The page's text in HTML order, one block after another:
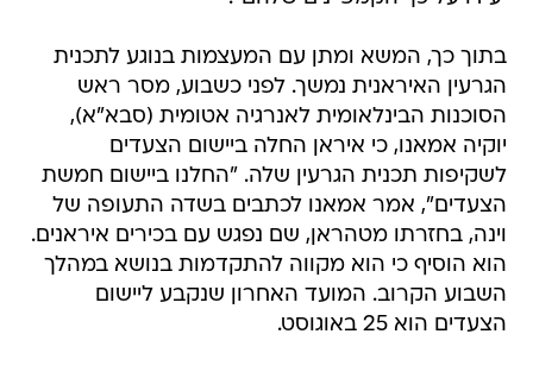
בתוך כך, המשא ומתן עם המעצמות בנוגע לתכנית
הגרעין האיראנית נמשך. לפני כשבוע, מסר ראש
הסוכנות הבינלאומית לאנרגיה אטומית (סבא"א),
יוקיה אמאנו, כי איראן החלה ביישום הצעדים
לשקיפות תכנית הגרעין שלה. "החלנו ביישום חמשת
הצעדים", אמר אמאנו לכתבים בשדה התעופה של
וינה, בחזרתו מטהראן, שם נפגש עם בכירים איראנים.
הוא הוסיף כי הוא מקווה להתקדמות בנושא במהלך
השבוע הקרוב. המועד האחרון שנקבע ליישום
הצעדים הוא 25 באוגוסט.